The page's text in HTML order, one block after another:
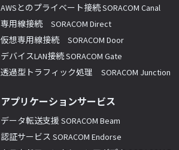
AWSとのプライベート接続 SORACOM Canal
専用線接続 SORACOM Direct
仮想専用線接続 SORACOM Door
デバイスLAN接続 SORACOM Gate
透過型トラフィック処理 SORACOM Junction
アプリケーションサービス
データ転送支援 SORACOM Beam
認証サービス SORACOM Endorse